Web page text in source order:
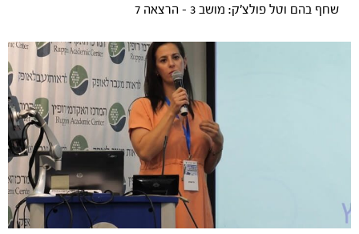
שחף בהם וטל פולצ'ק: מושב 3 - הרצאה 7